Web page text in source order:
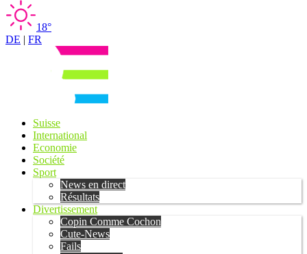
18°
DE | FR
Suisse
International
Economie
Société
Sport
News en direct
Résultats
Divertissement
Copin Comme Cochon
Cute-News
Fails